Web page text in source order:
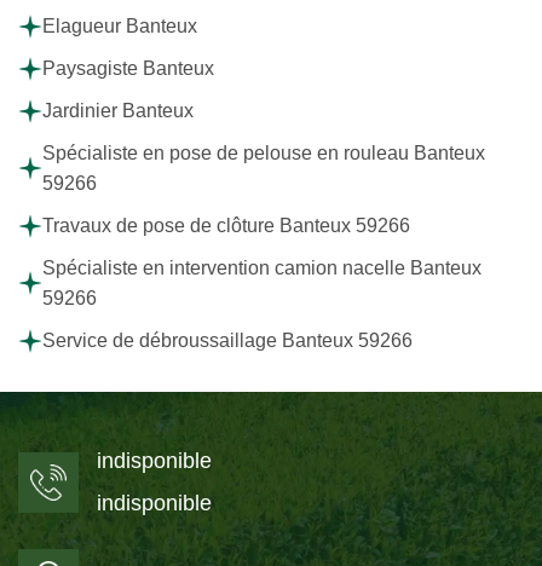
Elagueur Banteux
Paysagiste Banteux
Jardinier Banteux
Spécialiste en pose de pelouse en rouleau Banteux
59266
Travaux de pose de clôture Banteux 59266
Spécialiste en intervention camion nacelle Banteux
59266
Service de débroussaillage Banteux 59266
indisponible
indisponible